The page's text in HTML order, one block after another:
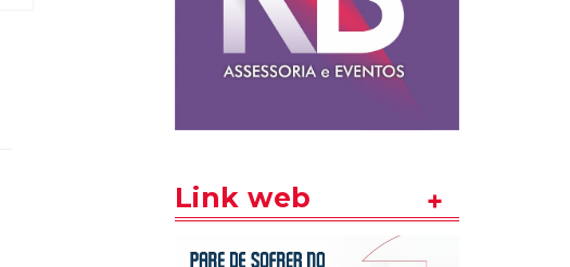
Link web